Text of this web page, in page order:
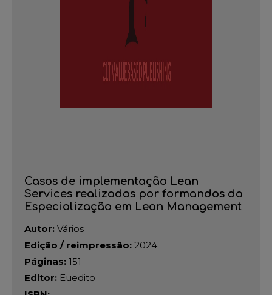
Casos de implementação Lean
Services realizados por formandos da
Especialização em Lean Management
Autor: Vários
Edição / reimpressão: 2024
Páginas: 151
Editor: Euedito